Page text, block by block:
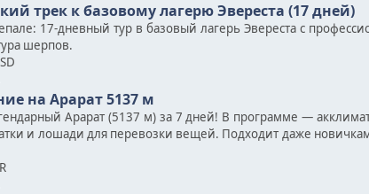
трек к базовому лагерю Эвереста (17 дней)
17-дневный тур в базовый лагерь Эвереста с
шерпов.
на Арарат 5137 м
Арарат (5137 м) за 7 дней! В программе —
и лошади для перевозки вещей. Подходит даже